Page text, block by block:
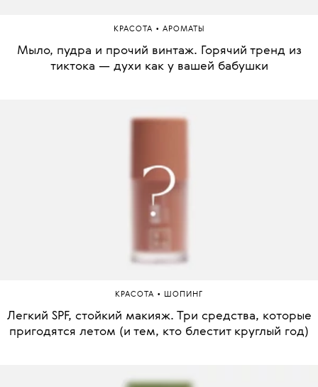
КРАСОТА • АРОМАТЫ
Мыло, пудра и прочий винтаж. Горячий тренд из
тиктока — духи как у вашей бабушки
КРАСОТА • ШОПИНГ
Легкий SPF, стойкий макияж. Три средства, которые
пригодятся летом (и тем, кто блестит круглый год)